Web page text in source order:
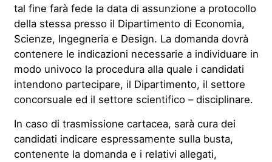
tal fine farà fede la data di assunzione a protocollo
della stessa presso il Dipartimento di Economia,
Scienze, Ingegneria e Design. La domanda dovrà
contenere le indicazioni necessarie a individuare in
modo univoco la procedura alla quale i candidati
intendono partecipare, il Dipartimento, il settore
concorsuale ed il settore scientifico – disciplinare.
In caso di trasmissione cartacea, sarà cura dei
candidati indicare espressamente sulla busta,
contenente la domanda e i relativi allegati,